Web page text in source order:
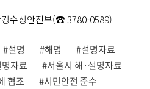
수상안전부(☎ 3780-0589)
#설명 #해명
#설명자료
자료
#서울시 해·설명자료
협조 #시민안전 준수